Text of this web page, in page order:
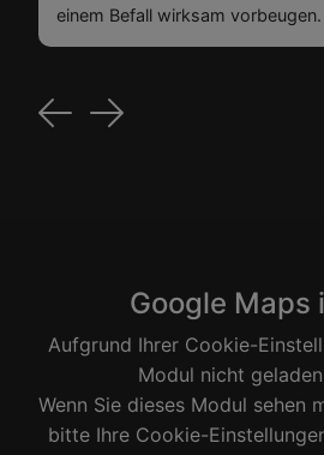
einem Befall wirksam vorbeugen.
Previous
Next
Google Maps
Aufgrund Ihrer Cookie-
Modul nicht
Wenn Sie dieses Modul sehen
bitte Ihre Cookie-